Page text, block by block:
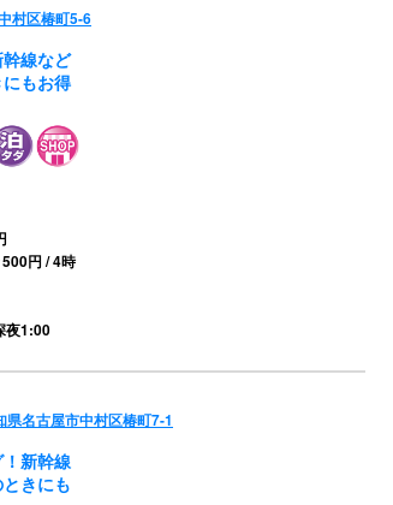
村区椿町5-6
線など
もお得
円 / 4時
夜1:00
県名古屋市中村区椿町7-1
新幹線
きにも